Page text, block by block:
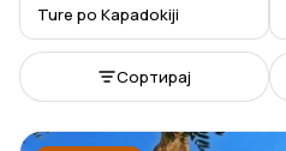
Ture po Kapadokiji
Сортирај